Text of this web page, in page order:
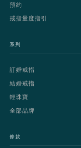
預約
戒指量度指引
系列
訂婚戒指
結婚戒指
輕珠寶
全部品牌
條款